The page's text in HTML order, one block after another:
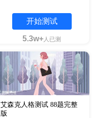
开始测试
5.3w+人已测
艾森克人格测试 88题完整
版